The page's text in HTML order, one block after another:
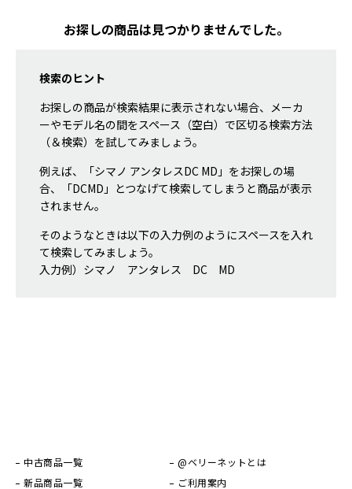
お探しの商品は見つかりませんでした。
検索のヒント
お探しの商品が検索結果に表示されない場合、メーカ
ーやモデル名の間をスペース（空白）で区切る検索方法
（＆検索）を試してみましょう。
例えば、「シマノ アンタレスDC MD」をお探しの場
合、「DCMD」とつなげて検索してしまうと商品が表示
されません。
そのようなときは以下の入力例のようにスペースを入れ
て検索してみましょう。
入力例）シマノ アンタレス DC MD
中古商品一覧
新品商品一覧
@ベリーネットとは
ご利用案内